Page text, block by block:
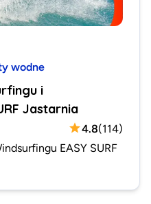
wodne
i
Jastarnia
4.8(114)
EASY SURF